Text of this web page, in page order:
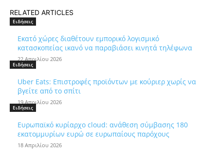
RELATED ARTICLES
Ειδήσεις
Εκατό χώρες διαθέτουν εμπορικό λογισμικό
κατασκοπείας ικανό να παραβιάσει κινητά τηλέφωνα
22 Απριλίου 2026
Ειδήσεις
Uber Eats: Επιστροφές προϊόντων με κούριερ χωρίς να
βγείτε από το σπίτι
19 Απριλίου 2026
Ειδήσεις
Ευρωπαϊκό κυρίαρχο cloud: ανάθεση σύμβασης 180
εκατομμυρίων ευρώ σε ευρωπαίους παρόχους
18 Απριλίου 2026